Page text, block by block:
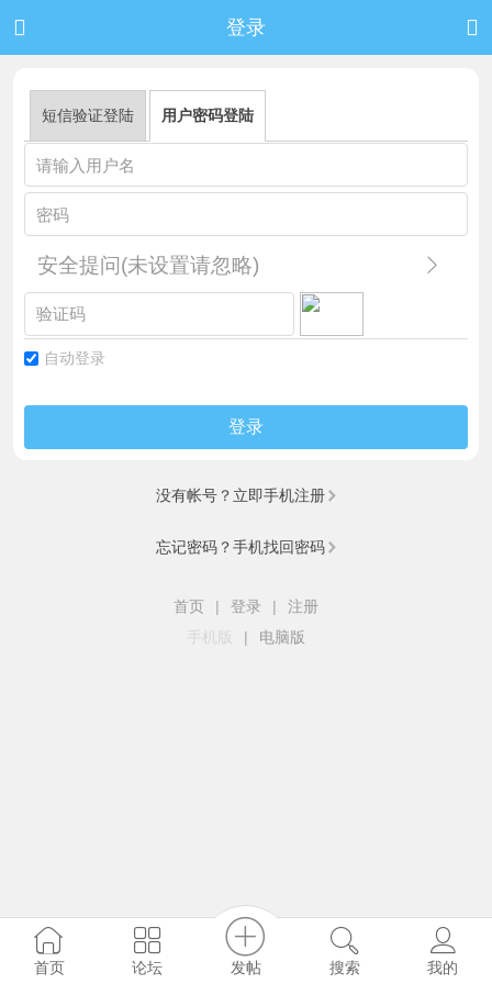
 登录 
短信验证登陆 用户密码登陆
安全提问(未设置请忽略)
自动登录
登录
没有帐号？立即手机注册
忘记密码？手机找回密码
首页 | 登录 |
注册
手机版
| 电脑版
首页 论坛 发帖 搜索 我的